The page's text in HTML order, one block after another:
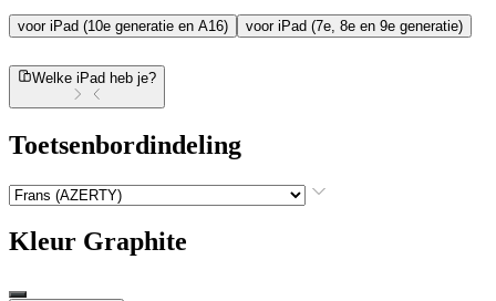
voor iPad (10e generatie en A16) voor iPad (7e, 8e en 9e generatie)
Welke iPad heb je?
Toetsenbordindeling
Kleur Graphite